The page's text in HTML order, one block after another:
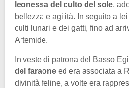
leonessa del culto del sole,
bellezza e agilità. In seguito a
culti lunari e dei gatti, fino ad
Artemide.
In veste di patrona del Basso
del faraone ed era associata a
divinità feline, a volte era